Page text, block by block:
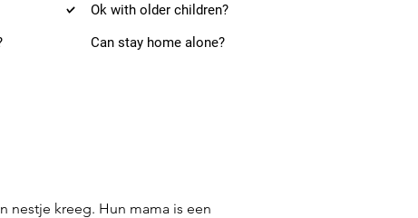
Ok with older children?
Can stay home alone?
nestje kreeg. Hun mama is een